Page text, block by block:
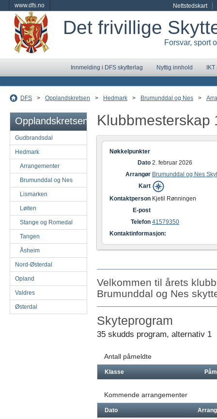
www.dfs.no Nettstedskart
Det frivillige
Forsvar, sport
Innmelding i DFS skytterlag Nyttig innhold
DFS > Opplandskretsen > Hedmark > Brumunddal og Nes >
Opplandskretsen
Gudbrandsdal
Hedmark
Arrangementer
Brumunddal og Nes
Lismarken
Løiten
Stange og Romedal
Tangen
Åsheim
Nord-Østerdal
Opland
Valdres
Østerdal
Klubbmesterskap
Nøkkelpunkter
Dato 2. februar 2026
Arrangør Brumunddal og Nes
Kart
Kontaktperson Kjetil Rønningen
E-post
Telefon 41579350
Kontaktinformasjon:
Velkommen til årets
Brumunddal og Nes
Skyteprogram
35 skudds program, alternativ 1
Antall påmeldte
Klasse
Kommende arrangementer
Dato